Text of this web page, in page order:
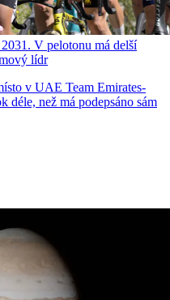
V pelotonu má delší
lídr
v UAE Team Emirates-
déle, než má podepsáno sám